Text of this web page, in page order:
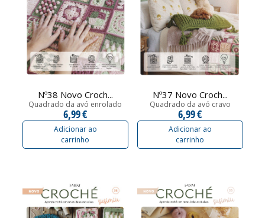
Nº38 Novo Croch...
Quadrado da avó enrolado
6,99 €
Adicionar ao
carrinho
Nº37 Novo Croch...
Quadrado da avó cravo
6,99 €
Adicionar ao
carrinho